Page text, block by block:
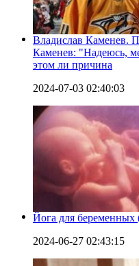
Владислав Каменев.
Каменев: "Надеюсь,
этом ли причина
2024-07-03 02:40:03
Йога для беременных
2024-06-27 02:43:15